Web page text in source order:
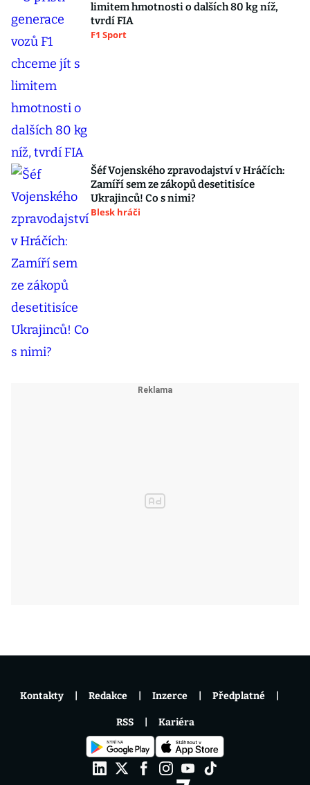
limitem hmotnosti o dalších 80 kg níž,
tvrdí FIA
F1 Sport
Šéf Vojenského zpravodajství v Hráčích:
Zamíří sem ze zákopů desetitisíce
Ukrajinců! Co s nimi?
Blesk hráči
Kontakty Redakce Inzerce Předplatné
RSS Kariéra